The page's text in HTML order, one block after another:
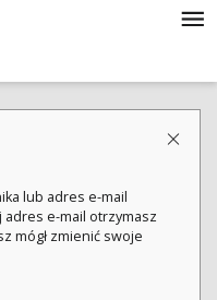
lub adres e-mail
e-mail otrzymasz
mógł zmienić swoje